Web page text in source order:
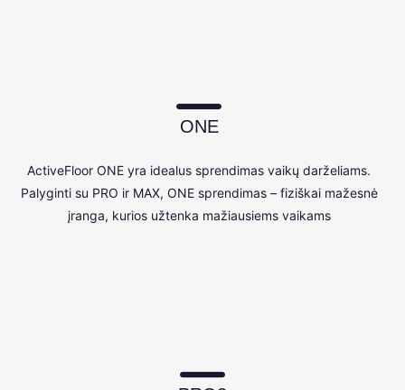
ONE
ActiveFloor ONE yra idealus sprendimas vaikų darželiams.
Palyginti su PRO ir MAX, ONE sprendimas – fiziškai mažesnė
įranga, kurios užtenka mažiausiems vaikams